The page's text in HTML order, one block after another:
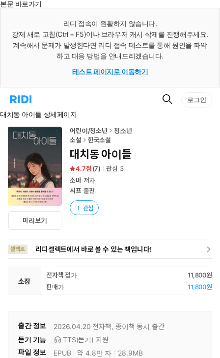
본문 바로가기
리디 접속이 원활하지 않습니다.
강제 새로 고침(Ctrl + F5)이나 브라우저 캐시 삭제를 진행해주세요.
계속해서 문제가 발생한다면 리디 접속 테스트를 통해 원인을 파악
하고 대응 방법을 안내드리겠습니다.
테스트 페이지로 이동하기
리
홈
로
이
검
로그인
대치동 아이들 상세페이지
미리보기
어린이/청소년
청소년
소설
한국소설
대치동 아이들
4.7 (7) 관심 3
소마저자
시프 출판
관심
셀렉트 리디셀렉트에서 바로 볼 수 있는 책입니다!
소장
전자책 정가
11,800원
판매가
11,800원
출간 정보 2026.04.20 전자책, 종이책 동시 출간
듣기 기능
TTS(듣기) 지원
파일 정보
EPUB 약 4.8만 자
28.9MB